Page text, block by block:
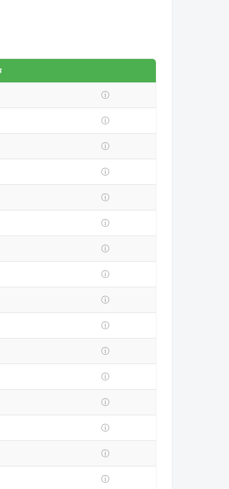
ⓘ
ⓘ
ⓘ
ⓘ
ⓘ
ⓘ
ⓘ
ⓘ
ⓘ
ⓘ
ⓘ
ⓘ
ⓘ
ⓘ
ⓘ
ⓘ